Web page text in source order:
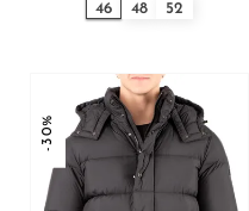
46 48 52
-30%